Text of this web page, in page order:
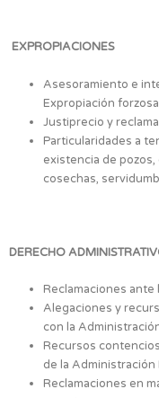
EXPROPIACIONES
Asesoramiento e
Expropiación
Justiprecio y
Particularidades a
existencia de
cosechas,
DERECHO
Reclamaciones ante
Alegaciones y
con la
Recursos
de la Administración
Reclamaciones en